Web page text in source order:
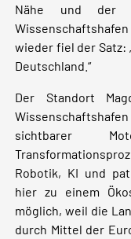
Nähe und der
wieder fiel der Satz:
Deutschland.“
Der Standort
sichtbarer
Robotik, KI und
hier zu einem
möglich, weil die
durch Mittel der